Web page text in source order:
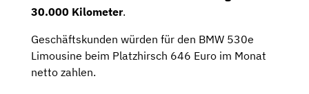
30.000 Kilometer.
Geschäftskunden würden für den BMW 530e
Limousine beim Platzhirsch 646 Euro im Monat
netto zahlen.